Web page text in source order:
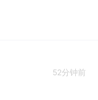
52分钟前